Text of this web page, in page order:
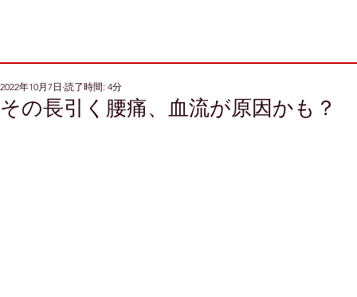
その長引く腰痛、血流が原因かも？
2022年10月7日 読了時間: 4分